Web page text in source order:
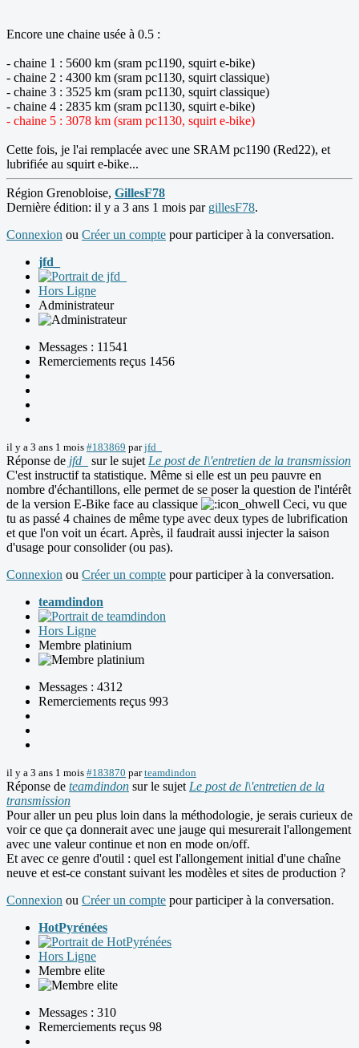
Encore une chaine usée à 0.5 :
- chaine 1 : 5600 km (sram pc1190, squirt e-bike)
- chaine 2 : 4300 km (sram pc1130, squirt classique)
- chaine 3 : 3525 km (sram pc1130, squirt classique)
- chaine 4 : 2835 km (sram pc1130, squirt e-bike)
- chaine 5 : 3078 km (sram pc1130, squirt e-bike)
Cette fois, je l'ai remplacée avec une SRAM pc1190 (Red22), et
lubrifiée au squirt e-bike...
Région Grenobloise, GillesF78
Dernière édition: il y a 3 ans 1 mois par gillesF78.
Connexion ou Créer un compte pour participer à la conversation.
jfd_
Hors Ligne
Administrateur
Messages : 11541
Remerciements reçus 1456
il y a 3 ans 1 mois #183869 parjfd_
Réponse de jfd_ sur le sujet Le post de l\'entretien de la transmission
C'est instructif ta statistique. Même si elle est un peu pauvre en
nombre d'échantillons, elle permet de se poser la question de l'intérêt
de la version E-Bike face au classique
Ceci, vu que
tu as passé 4 chaines de même type avec deux types de lubrification
et que l'on voit un écart. Après, il faudrait aussi injecter la saison
d'usage pour consolider (ou pas).
Connexion ou Créer un compte pour participer à la conversation.
teamdindon
Hors Ligne
Membre platinium
Messages : 4312
Remerciements reçus 993
il y a 3 ans 1 mois #183870 parteamdindon
Réponse de teamdindon sur le sujet Le post de l\'entretien de la
transmission
Pour aller un peu plus loin dans la méthodologie, je serais curieux de
voir ce que ça donnerait avec une jauge qui mesurerait l'allongement
avec une valeur continue et non en mode on/off.
Et avec ce genre d'outil : quel est l'allongement initial d'une chaîne
neuve et est-ce constant suivant les modèles et sites de production ?
Connexion ou Créer un compte pour participer à la conversation.
HotPyrénées
Hors Ligne
Membre elite
Messages : 310
Remerciements reçus 98